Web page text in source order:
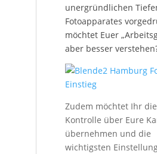
unergründlichen
Fotoapparates
möchtet Euer
aber besser
Zudem möchtet Ihr
Kontrolle über Eure
übernehmen und die
wichtigsten